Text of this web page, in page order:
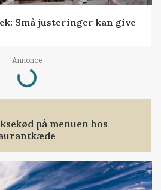
Små justeringer kan give
Annonce
Loading...
på menuen hos